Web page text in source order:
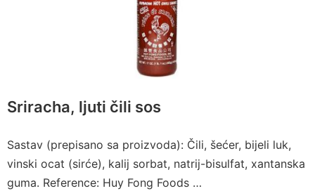
Sriracha, ljuti čili sos
Sastav (prepisano sa proizvoda): Čili, šećer, bijeli luk,
vinski ocat (sirće), kalij sorbat, natrij-bisulfat, xantanska
guma. Reference: Huy Fong Foods …